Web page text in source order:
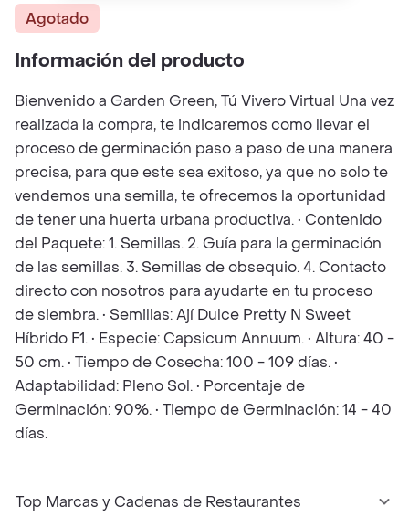
Agotado
Información del producto
Bienvenido a Garden Green, Tú Vivero Virtual Una vez
realizada la compra, te indicaremos como llevar el
proceso de germinación paso a paso de una manera
precisa, para que este sea exitoso, ya que no solo te
vendemos una semilla, te ofrecemos la oportunidad
de tener una huerta urbana productiva. • Contenido
del Paquete: 1. Semillas. 2. Guía para la germinación
de las semillas. 3. Semillas de obsequio. 4. Contacto
directo con nosotros para ayudarte en tu proceso
de siembra. • Semillas: Ají Dulce Pretty N Sweet
Híbrido F1. • Especie: Capsicum Annuum. • Altura: 40 -
50 cm. • Tiempo de Cosecha: 100 - 109 días. •
Adaptabilidad: Pleno Sol. • Porcentaje de
Germinación: 90%. • Tiempo de Germinación: 14 - 40
días.
Top Marcas y Cadenas de Restaurantes